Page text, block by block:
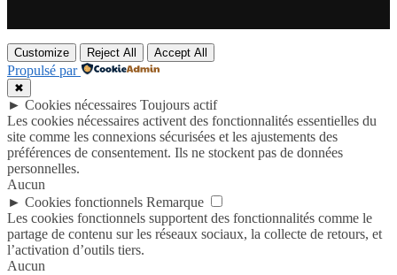
Customize Reject All Accept All
Propulsé par
✖
► Cookies nécessaires Toujours actif
Les cookies nécessaires activent des fonctionnalités essentielles du
site comme les connexions sécurisées et les ajustements des
préférences de consentement. Ils ne stockent pas de données
personnelles.
Aucun
► Cookies fonctionnels Remarque
Les cookies fonctionnels supportent des fonctionnalités comme le
partage de contenu sur les réseaux sociaux, la collecte de retours, et
l’activation d’outils tiers.
Aucun